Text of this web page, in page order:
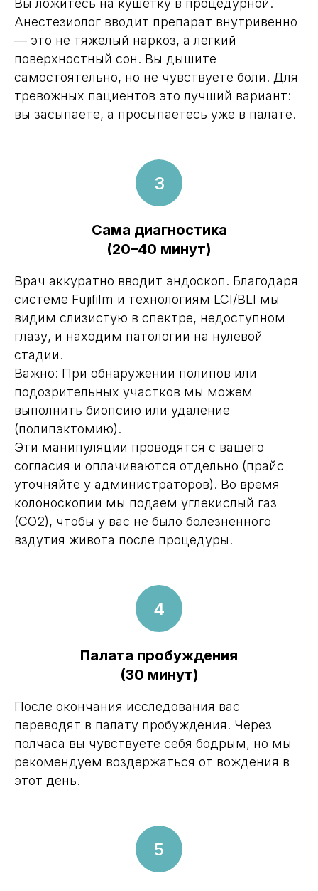
Анестезиолог вводит препарат внутривенно
— это не тяжелый наркоз, а легкий
поверхностный сон. Вы дышите
самостоятельно, но не чувствуете боли. Для
тревожных пациентов это лучший вариант:
вы засыпаете, а просыпаетесь уже в палате.
Сама диагностика
(20–40 минут)
Врач аккуратно вводит эндоскоп. Благодаря
системе Fujifilm и технологиям LCI/BLI мы
видим слизистую в спектре, недоступном
глазу, и находим патологии на нулевой
стадии.
Важно: При обнаружении полипов или
подозрительных участков мы можем
выполнить биопсию или удаление
(полипэктомию).
Эти манипуляции проводятся с вашего
согласия и оплачиваются отдельно (прайс
уточняйте у администраторов). Во время
колоноскопии мы подаем углекислый газ
(CO2), чтобы у вас не было болезненного
вздутия живота после процедуры.
Палата пробуждения
(30 минут)
После окончания исследования вас
переводят в палату пробуждения. Через
полчаса вы чувствуете себя бодрым, но мы
рекомендуем воздержаться от вождения в
этот день.